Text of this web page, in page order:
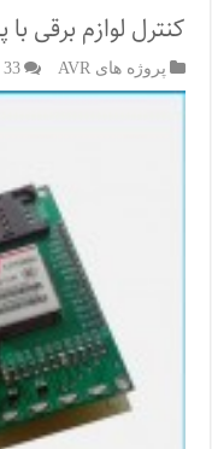
کنترل لوازم برقی
پروژه های AVR 33